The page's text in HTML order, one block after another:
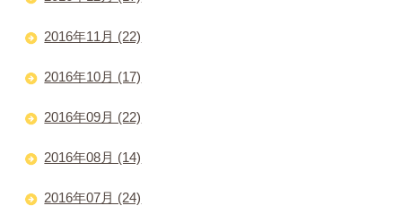
2016年11月 (22)
2016年10月 (17)
2016年09月 (22)
2016年08月 (14)
2016年07月 (24)